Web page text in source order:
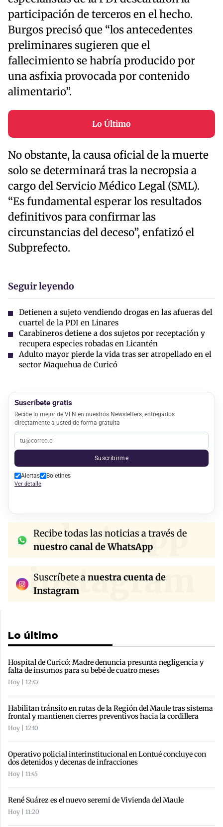
participación de terceros en el hecho.
Burgos precisó que “los antecedentes
preliminares sugieren que el
fallecimiento se habría producido por
una asfixia provocada por contenido
alimentario”.
Lo Último
No obstante, la causa oficial de la muerte
solo se determinará tras la necropsia a
cargo del Servicio Médico Legal (SML).
“Es fundamental esperar los resultados
definitivos para confirmar las
circunstancias del deceso”, enfatizó el
Subprefecto.
Seguir leyendo
Detienen a sujeto vendiendo drogas en las afueras del
cuartel de la PDI en Linares
Carabineros detiene a dos sujetos por receptación y
recupera especies robadas en Licantén
Adulto mayor pierde la vida tras ser atropellado en el
sector Maquehua de Curicó
Suscríbete gratis
Recibe lo mejor de VLN en nuestros Newsletters, entregados
directamente a usted de forma gratuita
Suscribirme
Alertas Boletines
Ver detalle
whatsapp
Recibe todas las noticias a través de
nuestro canal de WhatsApp
instagram
Suscríbete anuestra cuenta de
Instagram
Lo último
Hospital de Curicó: Madre denuncia presunta negligencia y
falta de insumos para su bebé de cuatro meses
Hoy | 12:47
Habilitan tránsito en rutas de la Región del Maule tras sistema
frontal y mantienen cierres preventivos hacia la cordillera
Hoy | 12:10
Operativo policial interinstitucional en Lontué concluye con
dos detenidos y decenas de infracciones
Hoy | 11:45
René Suárez es el nuevo seremi de Vivienda del Maule
Hoy | 11:20